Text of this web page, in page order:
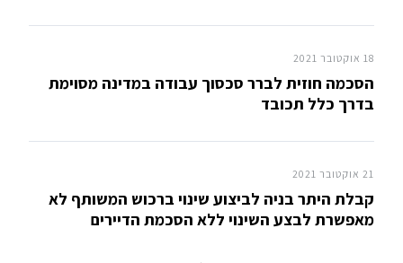
18 אוקטובר 2021
הסכמה חוזית לברר סכסוך עבודה במדינה מסוימת
בדרך כלל תכובד
21 אוקטובר 2021
קבלת היתר בניה לביצוע שינוי ברכוש המשותף לא
מאפשרת לבצע השינוי ללא הסכמת הדיירים